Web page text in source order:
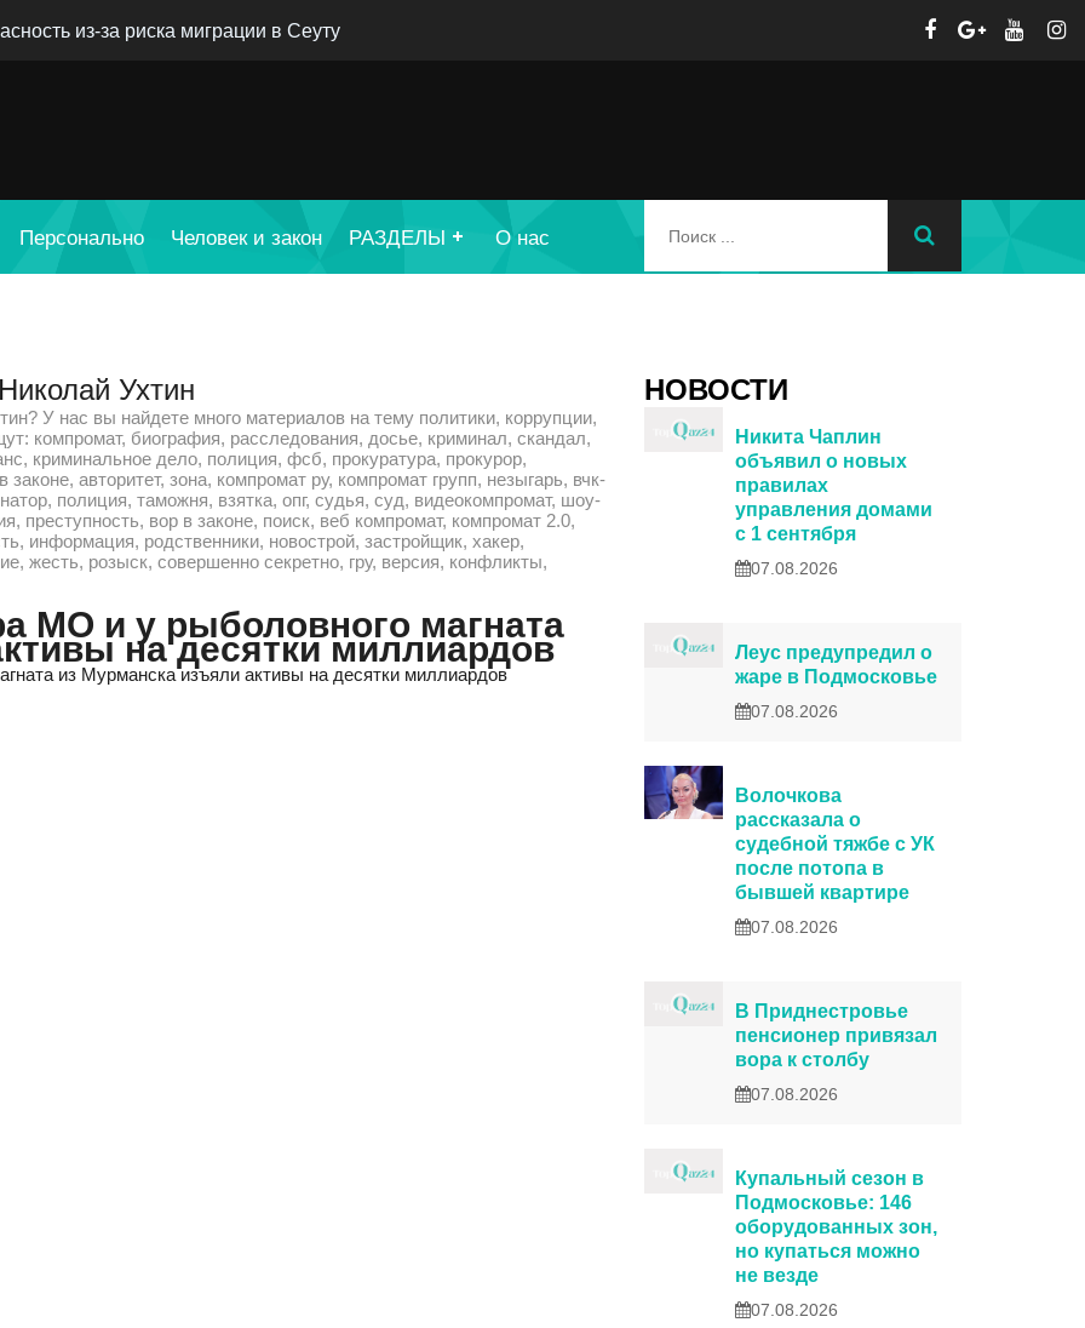
из-за риска миграции в Сеуту
Персонально Человек и закон РАЗДЕЛЫ О нас
Ухтин
У нас вы найдете много материалов на тему политики, коррупции,
компромат, биография, расследования, досье, криминал, скандал,
криминальное дело, полиция, фсб, прокуратура, прокурор,
авторитет, зона, компромат ру, компромат групп, незыгарь, вчк-
полиция, таможня, взятка, опг, судья, суд, видеокомпромат, шоу-
преступность, вор в законе, поиск, веб компромат, компромат 2.0,
информация, родственники, новострой, застройщик, хакер,
жесть, розыск, совершенно секретно, гру, версия, конфликты,
МО и у рыболовного магната
на десятки миллиардов
НОВОСТИ
Никита Чаплин
объявил о новых
правилах
управления домами
с 1 сентября
07.08.2026
Леус предупредил о
жаре в Подмосковье
07.08.2026
Волочкова
рассказала о
судебной тяжбе с УК
после потопа в
бывшей квартире
07.08.2026
В Приднестровье
пенсионер привязал
вора к столбу
07.08.2026
Купальный сезон в
Подмосковье: 146
оборудованных зон,
но купаться можно
не везде
07.08.2026